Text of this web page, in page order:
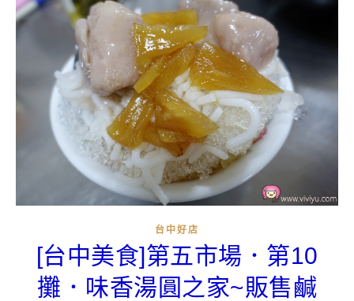
台中好店
[台中美食]第五市場．第10
攤．味香湯圓之家~販售鹹